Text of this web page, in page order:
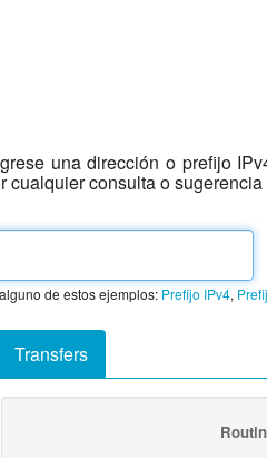
una dirección o prefijo
cualquier consulta o sugerencia
de estos ejemplos: Prefijo IPv4,
Transfers